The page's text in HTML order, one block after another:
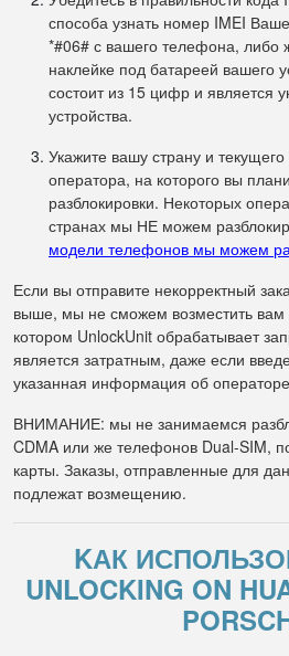
способа узнать номер IMEI
*#06# с вашего телефона, либо
наклейке под батареей вашего
состоит из 15 цифр и является
устройства.
Укажите вашу страну и
оператора, на которого вы
разблокировки. Некоторых
странах мы НЕ можем
модели телефонов мы можем
Если вы отправите некорректный
выше, мы не сможем возместить вам
котором UnlockUnit обрабатывает
является затратным, даже если
указанная информация об
ВНИМАНИЕ: мы не занимаемся
CDMA или же телефонов Dual-SIM,
карты. Заказы, отправленные для
подлежат возмещению.
KАК
UNLOCKING ON